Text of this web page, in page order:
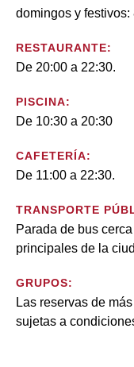
domingos y festivos:
RESTAURANTE:
De 20:00 a 22:30.
PISCINA:
De 10:30 a 20:30
CAFETERÍA:
De 11:00 a 22:30.
TRANSPORTE
Parada de bus
principales de la
GRUPOS:
Las reservas de
sujetas a